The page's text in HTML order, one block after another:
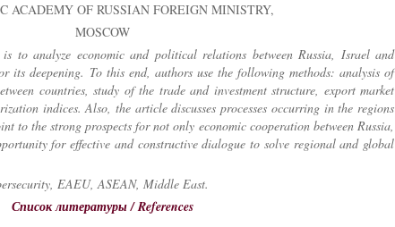
ACADEMY OF RUSSIAN FOREIGN MINISTRY,
MOSCOW
to analyze economic and political relations between Russia, Israel and
its deepening. To this end, authors use the following methods: analysis of
countries, study of the trade and investment structure, export market
indices. Also, the article discusses processes occurring in the regions
to the strong prospects for not only economic cooperation between Russia,
for effective and constructive dialogue to solve regional and global
EAEU, ASEAN, Middle East.
Список литературы / References